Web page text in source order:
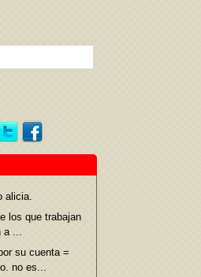
alicia.
los que trabajan
a ...
su cuenta =
no es...